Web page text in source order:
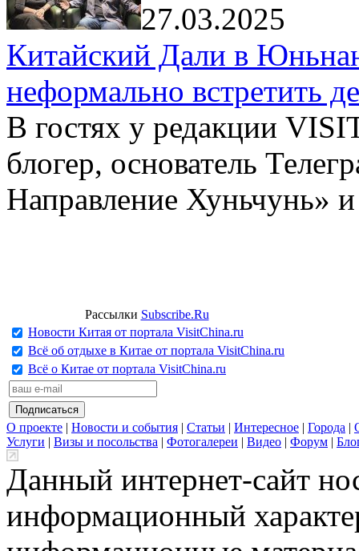
27.03.2025
Китайский Дали в
неформально встретить
В гостях у редакции
блогер, основатель
Направление Хуньчунь»
Рассылки Subscribe.Ru
Новости Китая от портала VisitChina.ru
Всё об отдыхе в Китае от портала VisitChina.ru
Всё о Китае от портала VisitChina.ru
О проекте | Новости и события | Статьи | Интересное | Города |
Услуги | Визы и посольства | Фотогалереи | Видео | Форум |
Данный интернет-сайт
информационный